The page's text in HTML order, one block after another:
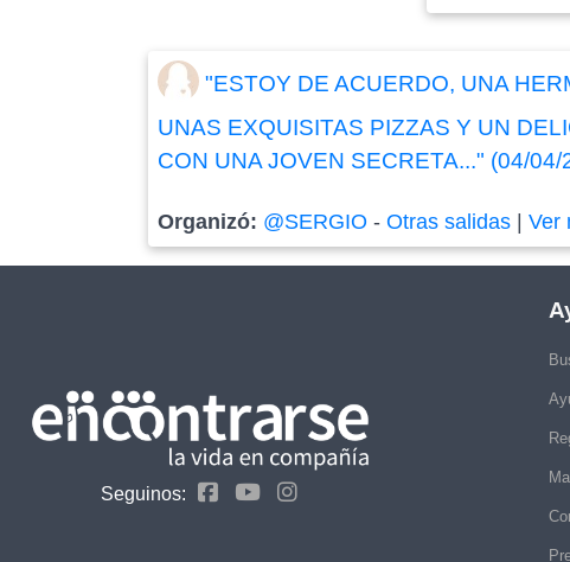
"ESTOY DE ACUERDO, UNA
UNAS EXQUISITAS PIZZAS Y UN
CON UNA JOVEN SECRETA..." (04/04/
Organizó: @SERGIO -Otras salidas |Ver
Seguinos: